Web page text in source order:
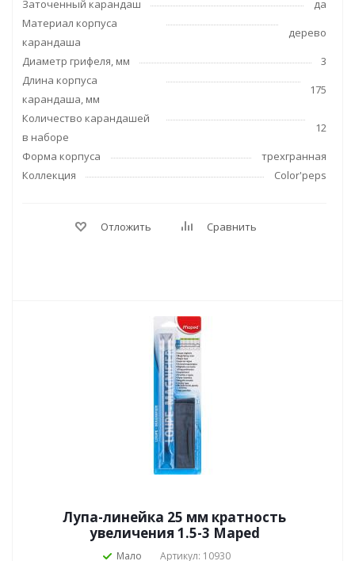
Заточенный карандаш
да
Материал корпуса
карандаша
дерево
Диаметр грифеля, мм
3
Длина корпуса
карандаша, мм
175
Количество карандашей
в наборе
12
Форма корпуса
трехгранная
Коллекция
Color'peps
Отложить Сравнить
Лупа-линейка 25 мм кратность
увеличения 1.5-3 Maped
Мало Артикул: 10930